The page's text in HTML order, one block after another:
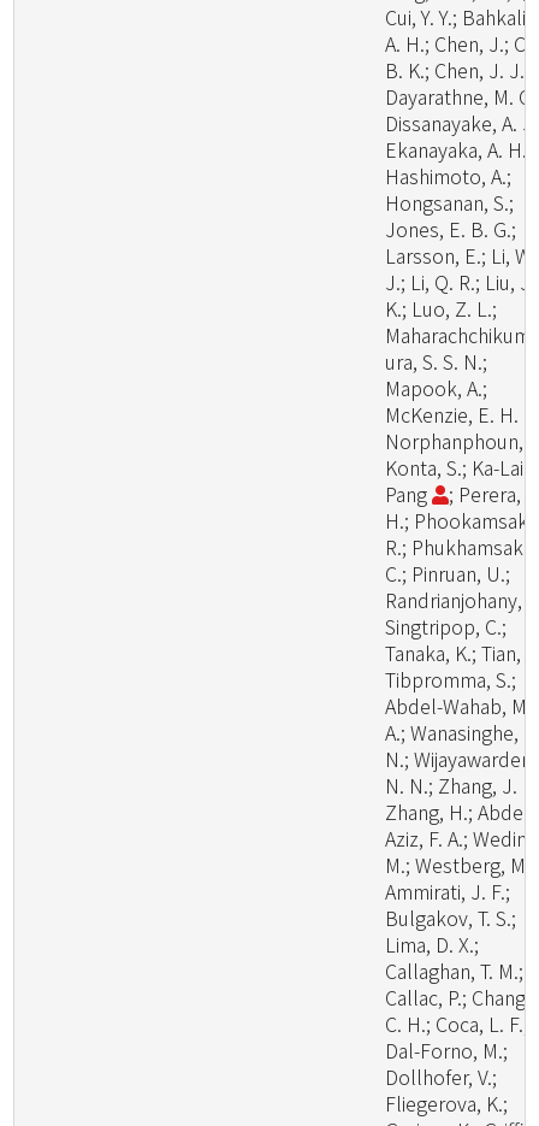
Cui, Y. Y.; Bahkali,
A. H.; Chen, J.;
B. K.; Chen, J. J.;
Dayarathne, M.
Dissanayake, A.
Ekanayaka, A. H.;
Hashimoto, A.;
Hongsanan, S.;
Jones, E. B. G.;
Larsson, E.; Li, W.
J.; Li, Q. R.; Liu, J.
K.; Luo, Z. L.;
ura, S. S. N.;
Mapook, A.;
McKenzie, E. H.
Norphanphoun,
Konta, S.; Ka-Lai
Pang
; Perera,
H.; Phookamsak,
R.;
C.; Pinruan, U.;
Randrianjohany,
Singtripop, C.;
Tanaka, K.; Tian,
Tibpromma, S.;
Abdel-Wahab, M.
A.; Wanasinghe,
N.;
N. N.; Zhang, J.
Zhang, H.; Abdel-
Aziz, F. A.; Wedin,
M.; Westberg, M.;
Ammirati, J. F.;
Bulgakov, T. S.;
Lima, D. X.;
Callaghan, T. M.;
Callac, P.; Chang,
C. H.; Coca, L. F.;
Dal-Forno, M.;
Dollhofer, V.;
Fliegerova, K.;